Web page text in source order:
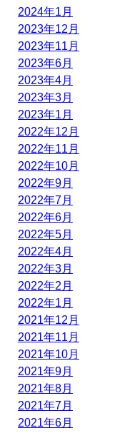
2024年1月
2023年12月
2023年11月
2023年6月
2023年4月
2023年3月
2023年1月
2022年12月
2022年11月
2022年10月
2022年9月
2022年7月
2022年6月
2022年5月
2022年4月
2022年3月
2022年2月
2022年1月
2021年12月
2021年11月
2021年10月
2021年9月
2021年8月
2021年7月
2021年6月